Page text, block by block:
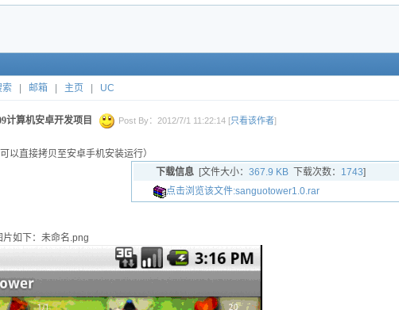
索 邮箱 主页 UC
算机安卓开发项目 Post By：2012/7/1 11:22:14 [只看该作者]
以直接拷贝至安卓手机安装运行）
下载信息[文件大小： 367.9 KB下载次数： 1743]
点击浏览该文件:sanguotower1.0.rar
片如下：未命名.png